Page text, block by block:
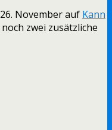
November auf Kann
zwei zusätzliche